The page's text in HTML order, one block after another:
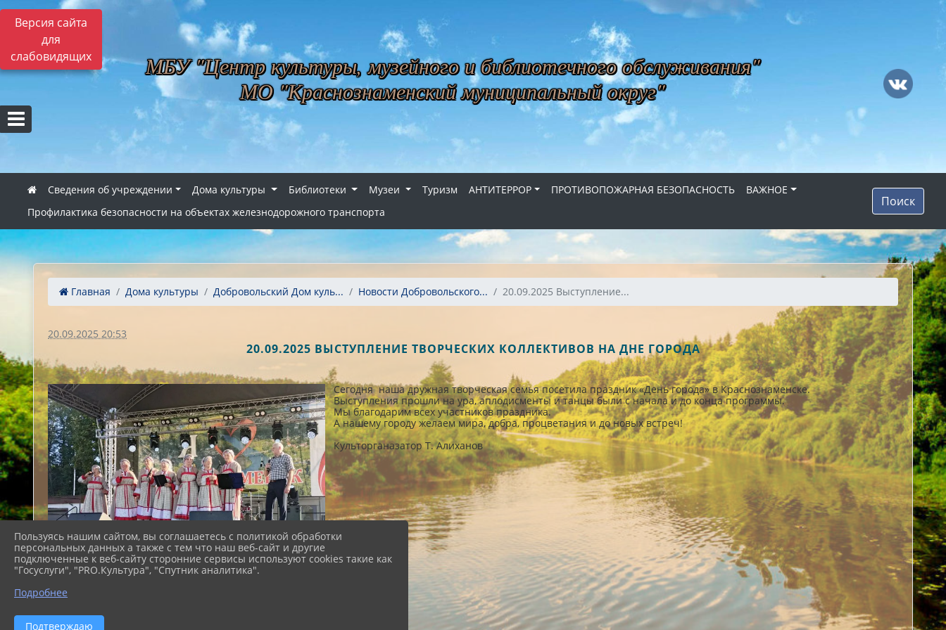
Версия сайта
для
слабовидящих
МБУ "Центр культуры, музейного и библиотечного обслуживания"
МО "Краснознаменский муниципальный округ"
Сведения об учреждении Дома культуры Библиотеки Музеи Туризм АНТИТЕРРОР ПРОТИВОПОЖАРНАЯ БЕЗОПАСНОСТЬ
ВАЖНОЕ
Профилактика безопасности на объектах железнодорожного транспорта
Поиск
Главная Дома культуры Добровольский Дом куль... Новости Добровольского... 20.09.2025 Выступление...
20.09.2025 20:53
20.09.2025 ВЫСТУПЛЕНИЕ ТВОРЧЕСКИХ КОЛЛЕКТИВОВ НА ДНЕ ГОРОДА
Сегодня наша дружная творческая семья посетила праздник «День города» в Краснознаменске.
Выступления прошли на ура, аплодисменты и танцы были с начала и до конца программы.
Мы благодарим всех участников праздника.
А нашему городу желаем мира, добра, процветания и до новых встреч!
Культорганазатор Т. Алиханов
Пользуясь нашим сайтом, вы соглашаетесь с политикой обработки
персональных данных а также с тем что наш веб-сайт и другие
подключенные к веб-сайту сторонние сервисы используют cookies такие как
"Госуслуги", "PRO.Культура", "Спутник аналитика".
Подробнее
Подтверждаю